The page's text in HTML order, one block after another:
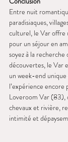
Entre nuit
paradisiaques,
culturel, le Var offre
pour un séjour en
soyez à la
découvertes, le Var
un week-end
l’expérience encore
Loveroom Var (83),
chevaux et rivière,
intimité et